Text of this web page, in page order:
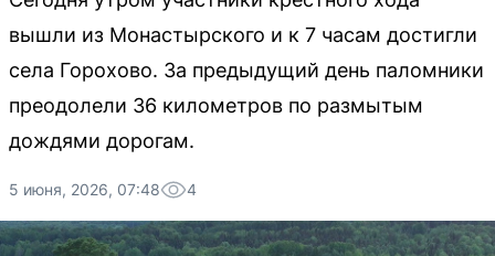
вышли из Монастырского и к 7 часам достигли
села Горохово. За предыдущий день паломники
преодолели 36 километров по размытым
дождями дорогам.
5 июня, 2026, 07:48 4